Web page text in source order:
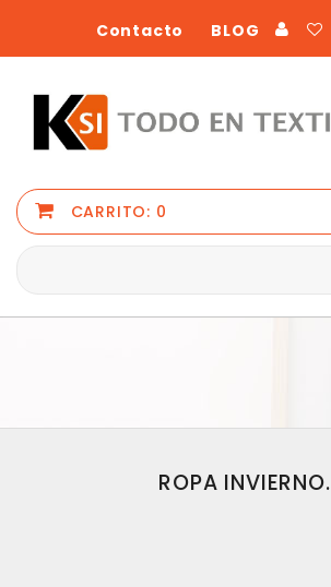
BLOG
Contacto
CARRITO: 0
ROPA INVIERNO.